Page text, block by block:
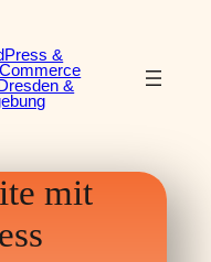
&
&
mit